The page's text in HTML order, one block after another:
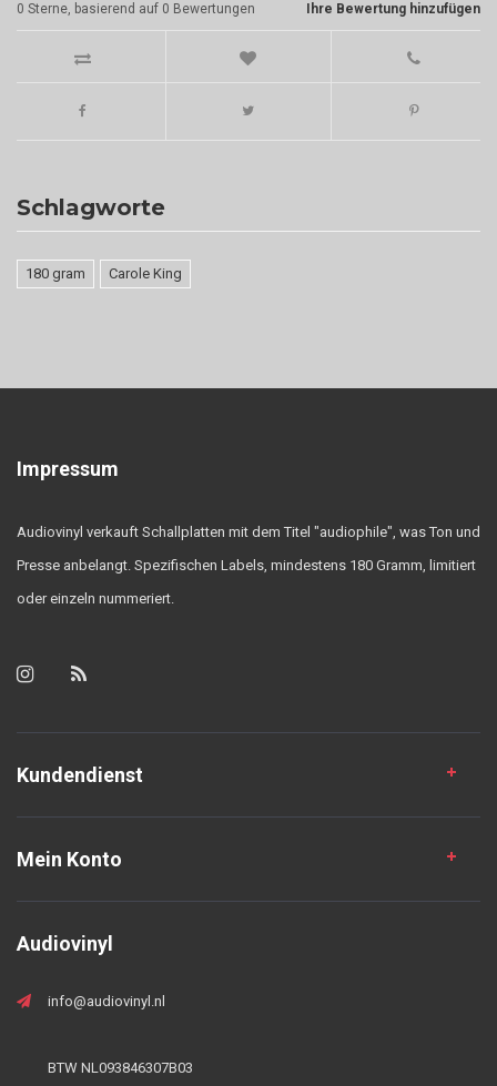
Ihre Bewertung hinzufügen
0 Sterne, basierend auf 0 Bewertungen
Schlagworte
180 gram Carole King
Impressum
Audiovinyl verkauft Schallplatten mit dem Titel "audiophile", was Ton und
Presse anbelangt. Spezifischen Labels, mindestens 180 Gramm, limitiert
oder einzeln nummeriert.
Kundendienst
Mein Konto
Audiovinyl
info@audiovinyl.nl
BTW NL093846307B03